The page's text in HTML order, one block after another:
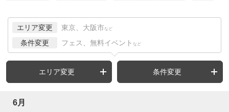
エリア変更 東京、大阪市 など
条件変更 フェス、無料イベント など
エリア変更 条件変更
6月